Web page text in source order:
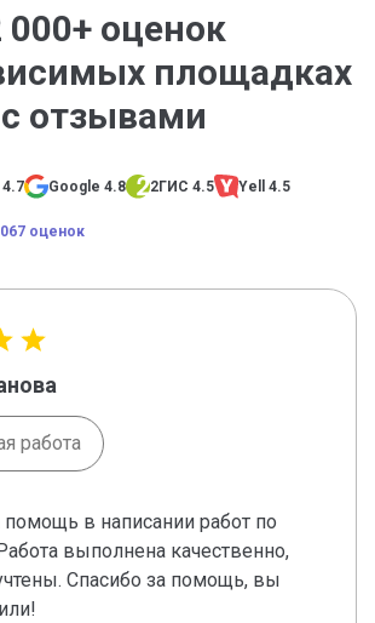
000+ оценок
площадках
с отзывами
Google 4.8 2ГИС 4.5 Yell 4.5
оценок
работа
в написании работ по
выполнена качественно,
Спасибо за помощь, вы